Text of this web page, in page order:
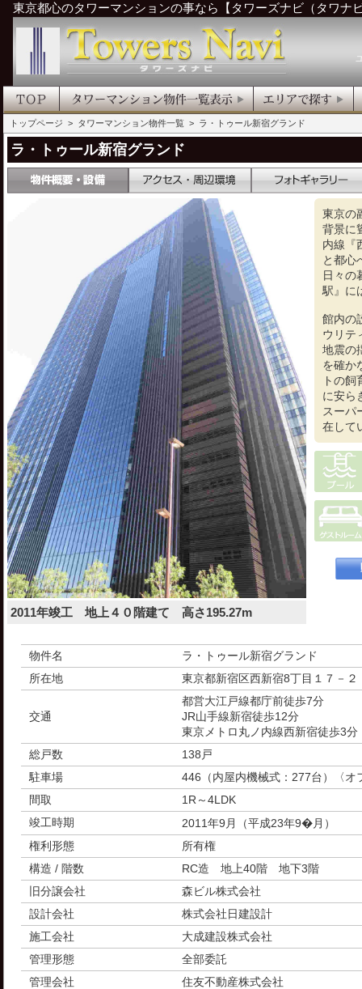
東京都心のタワーマンションの事なら【タワーズナビ（タワナ
トップページ > タワーマンション物件一覧 > ラ・トゥール新宿グランド
ラ・トゥール新宿グランド
2011年竣工 地上４０階建て 高さ195.27m
東京の
背景に
内線『
と都心
日々の
駅』に
館内の
ウリテ
地震の
を確か
トの
に安ら
スーパ
在して
物件名
ラ・トゥール新宿グランド
所在地
東京都新宿区西新宿8丁目１７－２
交通
都営大江戸線都庁前徒歩7分
JR山手線新宿徒歩12分
東京メトロ丸ノ内線西新宿徒歩3分
総戸数
138戸
駐車場
446（内屋内機械式：277台）〈オ
間取
1R～4LDK
竣工時期
2011年9月（平成23年9�月）
権利形態
所有権
構造 / 階数
RC造 地上40階 地下3階
旧分譲会社
森ビル株式会社
設計会社
株式会社日建設計
施工会社
大成建設株式会社
管理形態
全部委託
管理会社
住友不動産株式会社